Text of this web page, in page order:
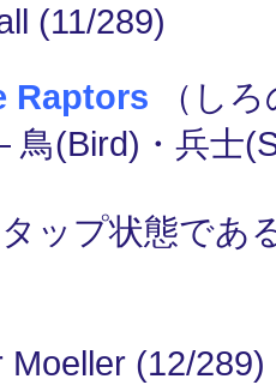
(11/289)
Raptors （し
鳥(Bird)・兵士
ップ状態であ
(12/289)